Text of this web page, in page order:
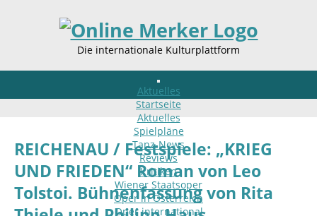
Die internationale Kulturplattform
Aktuelles
Startseite
Aktuelles
Spielpläne
Tanz-News
Reviews
Kritiken
Wiener Staatsoper
Oper in Österreich
Oper international
REICHENAU / Festspiele: „KRIEG
UND FRIEDEN“ Roman von Leo
Tolstoi. Bühnenfassung von Rita